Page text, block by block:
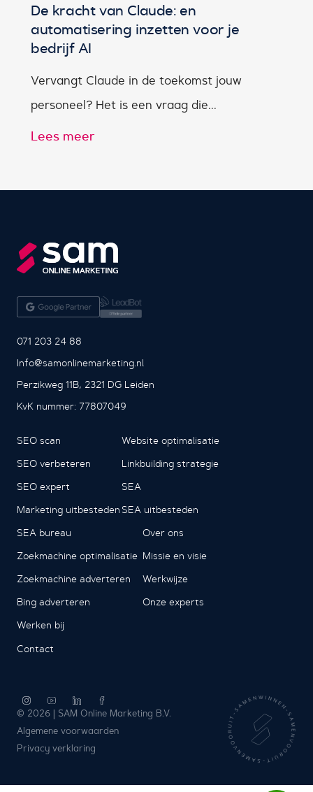
De kracht van Claude: en
automatisering inzetten voor je
bedrijf AI
Vervangt Claude in de toekomst jouw
personeel? Het is een vraag die...
Lees meer
071 203 24 88
Info@samonlinemarketing.nl
Perzikweg 11B, 2321 DG Leiden
KvK nummer: 77807049
SEO scan
SEO verbeteren
SEO expert
Marketing uitbesteden
Website optimalisatie
Linkbuilding strategie
SEA
SEA uitbesteden
SEA bureau
Zoekmachine optimalisatie
Zoekmachine adverteren
Bing adverteren
Over ons
Missie en visie
Werkwijze
Onze experts
Werken bij
Contact
© 2026 | SAM Online Marketing B.V.
Algemene voorwaarden
Privacy verklaring